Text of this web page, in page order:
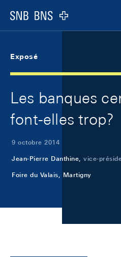
Logo
Exposé
Les banques
font-elles trop?
9 octobre 2014
Jean-Pierre Danthine, vice-
Foire du Valais, Martigny